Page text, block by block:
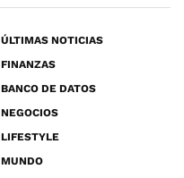
ÚLTIMAS NOTICIAS
FINANZAS
BANCO DE DATOS
NEGOCIOS
LIFESTYLE
MUNDO